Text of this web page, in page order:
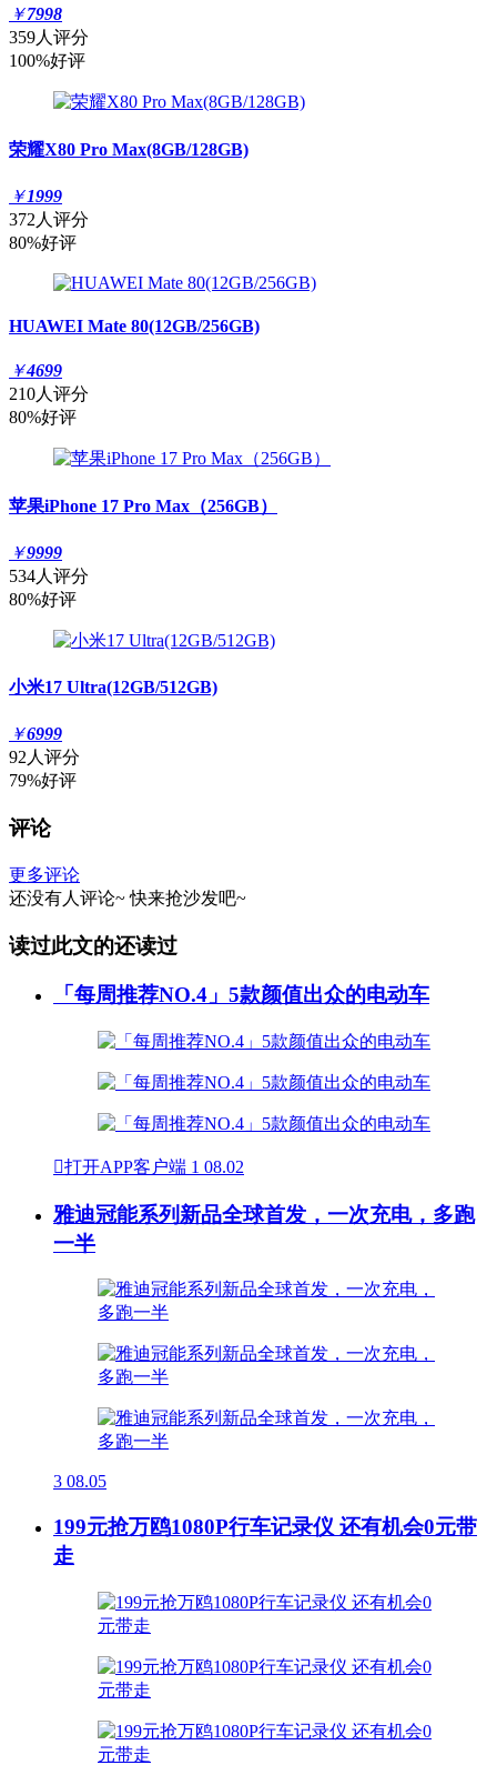
￥7998
359人评分
100%好评
荣耀X80 Pro Max(8GB/128GB)
￥1999
372人评分
80%好评
HUAWEI Mate 80(12GB/256GB)
￥4699
210人评分
80%好评
苹果iPhone 17 Pro Max（256GB）
￥9999
534人评分
80%好评
小米17 Ultra(12GB/512GB)
￥6999
92人评分
79%好评
评论
更多评论
还没有人评论~ 快来抢沙发吧~
读过此文的还读过
「每周推荐NO.4」5款颜值出众的电动车
打开APP客户端 1 08.02
雅迪冠能系列新品全球首发，一次充电，多跑
一半
3 08.05
199元抢万鸥1080P行车记录仪 还有机会0元带
走